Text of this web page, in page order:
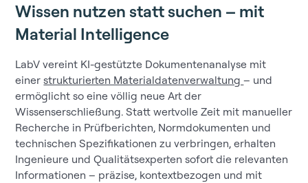
Wissen nutzen statt suchen – mit
Material Intelligence
LabV vereint KI-gestützte Dokumentenanalyse mit
einerstrukturierten Materialdatenverwaltung– und
ermöglicht so eine völlig neue Art der
Wissenserschließung. Statt wertvolle Zeit mit manueller
Recherche in Prüfberichten, Normdokumenten und
technischen Spezifikationen zu verbringen, erhalten
Ingenieure und Qualitätsexperten sofort die relevanten
Informationen – präzise, kontextbezogen und mit